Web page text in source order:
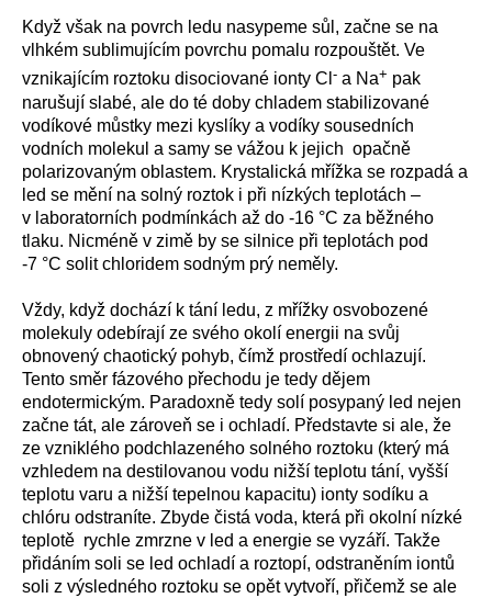
Když však na povrch ledu nasypeme sůl, začne se na
vlhkém sublimujícím povrchu pomalu rozpouštět. Ve
vznikajícím roztoku disociované ionty Cl - a Na+ pak
narušují slabé, ale do té doby chladem stabilizované
vodíkové můstky mezi kyslíky a vodíky sousedních
vodních molekul a samy se vážou k jejich opačně
polarizovaným oblastem. Krystalická mřížka se rozpadá a
led se mění na solný roztok i při nízkých teplotách –
v laboratorních podmínkách až do -16 °C za běžného
tlaku. Nicméně v zimě by se silnice při teplotách pod
-7 °C solit chloridem sodným prý neměly.
Vždy, když dochází k tání ledu, z mřížky osvobozené
molekuly odebírají ze svého okolí energii na svůj
obnovený chaotický pohyb, čímž prostředí ochlazují.
Tento směr fázového přechodu je tedy dějem
endotermickým. Paradoxně tedy solí posypaný led nejen
začne tát, ale zároveň se i ochladí. Představte si ale, že
ze vzniklého podchlazeného solného roztoku (který má
vzhledem na destilovanou vodu nižší teplotu tání, vyšší
teplotu varu a nižší tepelnou kapacitu) ionty sodíku a
chlóru odstraníte. Zbyde čistá voda, která při okolní nízké
teplotě rychle zmrzne v led a energie se vyzáří. Takže
přidáním soli se led ochladí a roztopí, odstraněním iontů
soli z výsledného roztoku se opět vytvoří, přičemž se ale